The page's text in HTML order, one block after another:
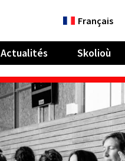
Français
Actualités Skolioù